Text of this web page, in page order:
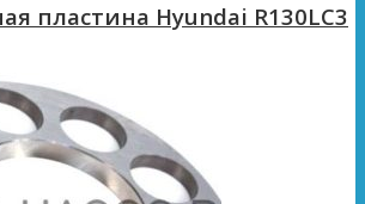
пластина Hyundai R130LC3